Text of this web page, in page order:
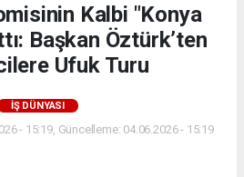
Kalbi "Konya
Başkan Öztürk’ten
Ufuk Turu
İŞ DÜNYASI
- 15:19, Güncelleme: 04.06.2026 - 15:19